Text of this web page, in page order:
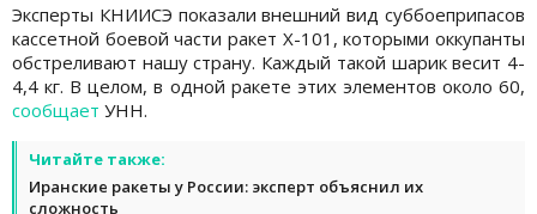
Эксперты КНИИСЭ показали внешний вид суббоеприпасов
кассетной боевой части ракет Х-101, которыми оккупанты
обстреливают нашу страну. Каждый такой шарик весит 4-
4,4 кг. В целом, в одной ракете этих элементов около 60,
сообщает УНН.
Читайте также:
Иранские ракеты у России: эксперт объяснил их
сложность